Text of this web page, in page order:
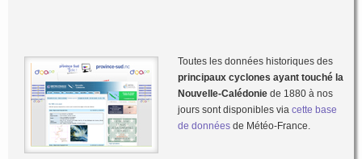
Toutes les données historiques des
principaux cyclones ayant touché la
Nouvelle-Calédonie de 1880 à nos
jours sont disponibles via cette base
de données de Météo-France.